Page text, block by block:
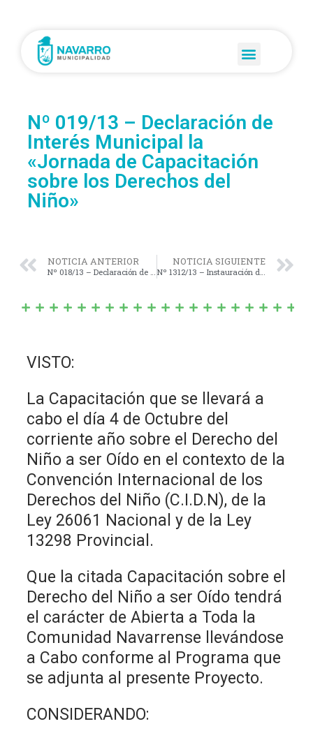
Nº 019/13 – Declaración de
Interés Municipal la
«Jornada de Capacitación
sobre los Derechos del
Niño»
NOTICIA ANTERIOR
Nº 018/13 – Declaración de Interés Municipal Conferencia de la Dra. Cecilia CAMERANO «1ª Jornada de Control de Infecciones Hospitalarias»
NOTICIA SIGUIENTE
Nº 1312/13 – Instauración del «Programa de Prevención; Difusión y Concientización del ACV».
VISTO:
La Capacitación que se llevará a
cabo el día 4 de Octubre del
corriente año sobre el Derecho del
Niño a ser Oído en el contexto de la
Convención Internacional de los
Derechos del Niño (C.I.D.N), de la
Ley 26061 Nacional y de la Ley
13298 Provincial.
Que la citada Capacitación sobre el
Derecho del Niño a ser Oído tendrá
el carácter de Abierta a Toda la
Comunidad Navarrense llevándose
a Cabo conforme al Programa que
se adjunta al presente Proyecto.
CONSIDERANDO: